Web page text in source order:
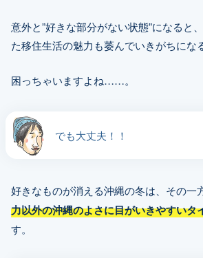
意外と”好きな部分がない状態”になると
た移住生活の魅力も萎んでいきがちにな
困っちゃいますよね……。
でも大丈夫！！
好きなものが消える沖縄の冬は、その一
力以外の沖縄のよさに目がいきやすいタ
す。